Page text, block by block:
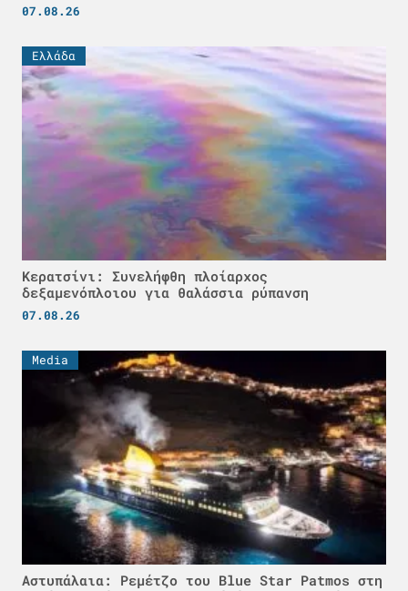
07.08.26
Ελλάδα
Κερατσίνι: Συνελήφθη πλοίαρχος
δεξαμενόπλοιου για θαλάσσια ρύπανση
07.08.26
Media
Αστυπάλαια: Ρεμέτζο του Blue Star Patmos στη